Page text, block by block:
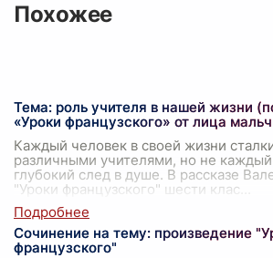
Похожее
Тема: роль учителя в нашей жизни
«Уроки французского» от лица
Каждый человек в своей жизни
различными учителями, но не каждый
глубокий след в душе. В рассказе
"Уроки французского" шести клас
Сочинение на тему: произведение
французского"